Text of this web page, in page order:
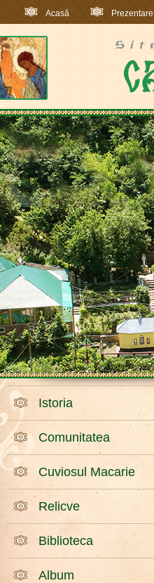
Acasă Prezentare
Istoria
Comunitatea
Cuviosul Macarie
Relicve
Biblioteca
Album